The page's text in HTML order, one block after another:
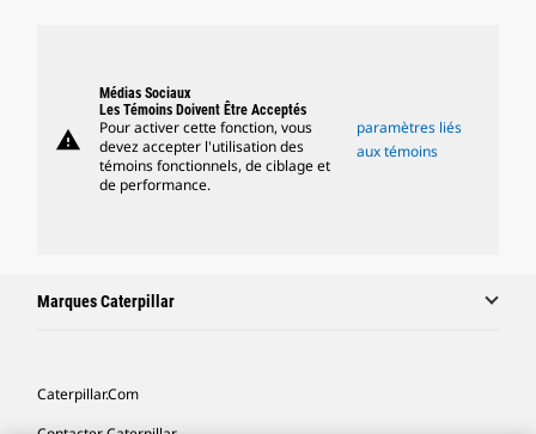
warning
Médias Sociaux
Les Témoins Doivent Être Acceptés
Pour activer cette fonction, vous
devez accepter l'utilisation des
témoins fonctionnels, de ciblage et
de performance.
paramètres liés
aux témoins
Marques Caterpillar
Caterpillar.com